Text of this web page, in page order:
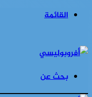
القائمة
بحث عن